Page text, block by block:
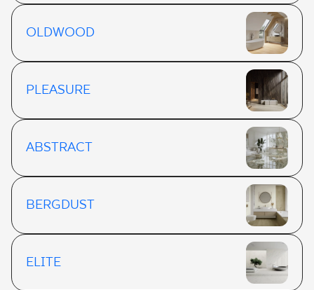
OLDWOOD
PLEASURE
ABSTRACT
BERGDUST
ELITE